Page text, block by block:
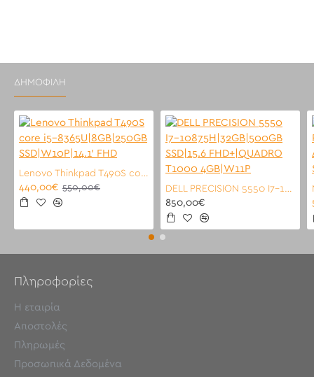
ΔΗΜΟΦΙΛΉ
Lenovo Thinkpad T490S core i5-8365U|8GB|250GB SSD|W10P|14.1' FHD
440,00€ 550,00€
DELL PRECISION 5550 I7-10875H|32GB|500GB SSD|15.6 FHD+|QUADRO T1000 4GB|W11P
850,00€
Πληροφορίες
Η εταιρία
Αποστολές
Πληρωμές
Προσωπικά Δεδομένα